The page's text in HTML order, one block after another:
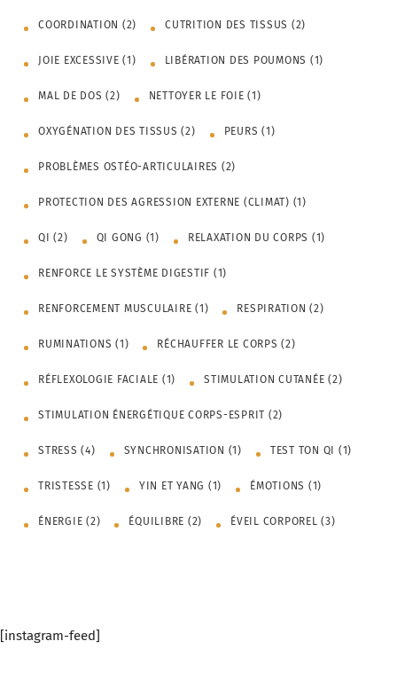
COORDINATION (2) CUTRITION DES TISSUS (2)
JOIE EXCESSIVE (1) LIBÉRATION DES POUMONS (1)
MAL DE DOS (2) NETTOYER LE FOIE (1)
OXYGÉNATION DES TISSUS (2) PEURS (1)
PROBLÈMES OSTÉO-ARTICULAIRES (2)
PROTECTION DES AGRESSION EXTERNE (CLIMAT) (1)
QI (2) QI GONG (1) RELAXATION DU CORPS (1)
RENFORCE LE SYSTÈME DIGESTIF (1)
RENFORCEMENT MUSCULAIRE (1) RESPIRATION (2)
RUMINATIONS (1) RÉCHAUFFER LE CORPS (2)
RÉFLEXOLOGIE FACIALE (1) STIMULATION CUTANÉE (2)
STIMULATION ÉNERGÉTIQUE CORPS-ESPRIT (2)
STRESS (4) SYNCHRONISATION (1) TEST TON QI (1)
TRISTESSE (1) YIN ET YANG (1) ÉMOTIONS (1)
ÉNERGIE (2) ÉQUILIBRE (2) ÉVEIL CORPOREL (3)
[instagram-feed]